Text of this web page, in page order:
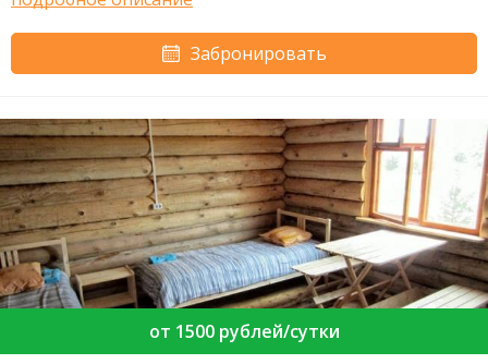
Забронировать
от 1500 рублей/сутки